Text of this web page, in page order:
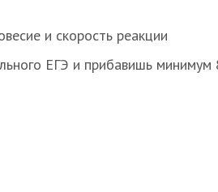
и скорость реакции
ЕГЭ и прибавишь минимум